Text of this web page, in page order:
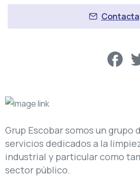
Contacta
Grup Escobar somos un grupo
servicios dedicados a la
industrial y particular como
sector público.